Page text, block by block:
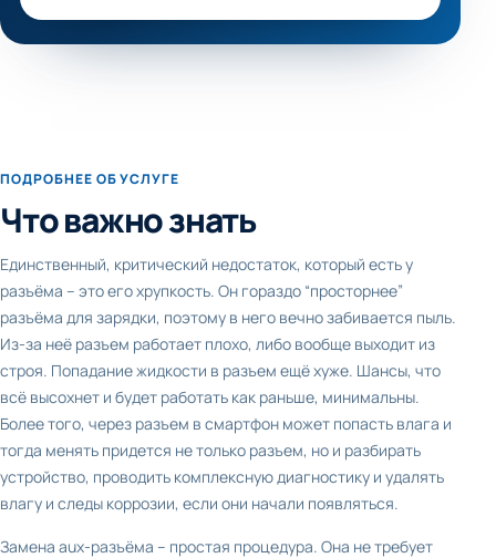
ПОДРОБНЕЕ ОБ УСЛУГЕ
Что важно знать
Единственный, критический недостаток, который есть у
разъёма – это его хрупкость. Он гораздо “просторнее”
разъёма для зарядки, поэтому в него вечно забивается пыль.
Из-за неё разъем работает плохо, либо вообще выходит из
строя. Попадание жидкости в разъем ещё хуже. Шансы, что
всё высохнет и будет работать как раньше, минимальны.
Более того, через разъем в смартфон может попасть влага и
тогда менять придется не только разъем, но и разбирать
устройство, проводить комплексную диагностику и удалять
влагу и следы коррозии, если они начали появляться.
Замена aux-разъёма – простая процедура. Она не требует